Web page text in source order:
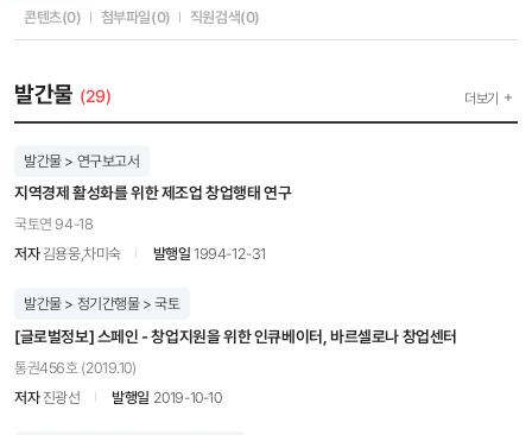
콘텐츠(0)선택안됨
첨부파일(0)선택안됨
직원검색(0)
발간물 (29) 더보기
발간물 > 연구보고서
지역경제 활성화를 위한 제조업 창업행태 연구
국토연 94-18
저자김용웅,차미숙 발행일 1994-12-31
발간물 > 정기간행물 > 국토
[글로벌정보] 스페인 - 창업지원을 위한 인큐베이터, 바르셀로나 창업센터
통권456호 (2019.10)
저자진광선 발행일 2019-10-10